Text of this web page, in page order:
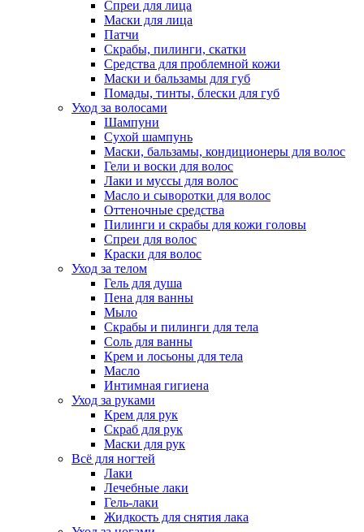
Спреи для лица
Маски для лица
Патчи
Скрабы, пилинги, скатки
Средства для проблемной кожи
Маски и бальзамы для губ
Помады, тинты, блески для губ
Уход за волосами
Шампуни
Сухой шампунь
Маски, бальзамы, кондиционеры для волос
Гели и воски для волос
Лаки и муссы для волос
Масло и сыворотки для волос
Оттеночные средства
Пилинги и скрабы для кожи головы
Спреи для волос
Краски для волос
Уход за телом
Гель для душа
Пена для ванны
Мыло
Скрабы и пилинги для тела
Соль для ванны
Крем и лосьоны для тела
Масло
Интимная гигиена
Уход за руками
Крем для рук
Скраб для рук
Маски для рук
Всё для ногтей
Лаки
Лечебные лаки
Гель-лаки
Жидкость для снятия лака